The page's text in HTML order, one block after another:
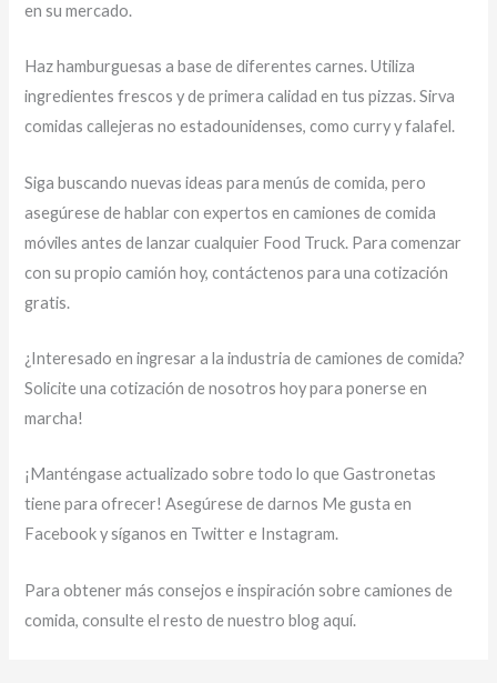
en su mercado.
Haz hamburguesas a base de diferentes carnes. Utiliza
ingredientes frescos y de primera calidad en tus pizzas. Sirva
comidas callejeras no estadounidenses, como curry y falafel.
Siga buscando nuevas ideas para menús de comida, pero
asegúrese de hablar con expertos en camiones de comida
móviles antes de lanzar cualquier Food Truck. Para comenzar
con su propio camión hoy, contáctenos para una cotización
gratis.
¿Interesado en ingresar a la industria de camiones de comida?
Solicite una cotización de nosotros hoy para ponerse en
marcha!
¡Manténgase actualizado sobre todo lo que Gastronetas
tiene para ofrecer! Asegúrese de darnos Me gusta en
Facebook y síganos en Twitter e Instagram.
Para obtener más consejos e inspiración sobre camiones de
comida, consulte el resto de nuestro blog aquí.